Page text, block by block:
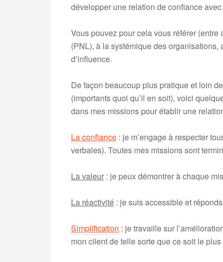
développer une relation de confiance
Vous pouvez pour cela vous référer
(PNL), à la systémique des
d’influence.
De façon beaucoup plus pratique et loin
(importants quoi qu’il en soit), voici
dans mes missions pour établir une
La confiance : je m’engage à respecter
verbales). Toutes mes missions sont
La valeur : je peux démontrer à chaque
La réactivité : je suis accessible et
Simplification : je travaille sur
mon client de telle sorte que ce soit le